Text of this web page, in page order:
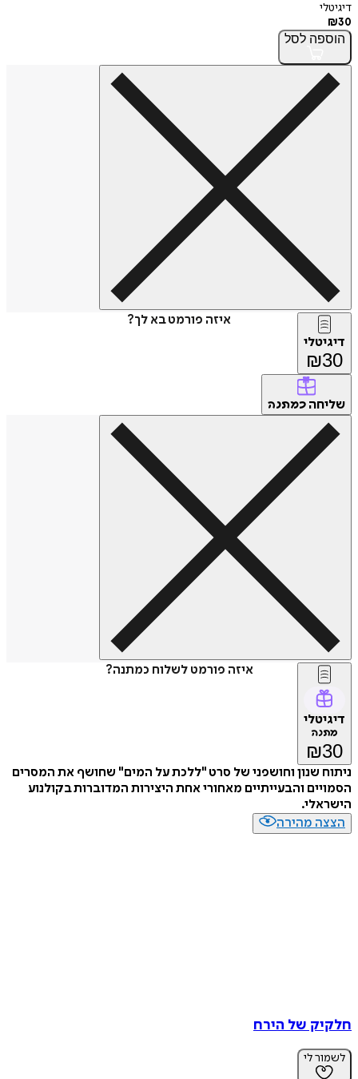
דיגיטלי
₪30
הוספה לסל
איזה פורמט בא לך?
דיגיטלי
₪30
שליחה כמתנה
איזה פורמט לשלוח כמתנה?
דיגיטלי
מתנה
₪30
ניתוח שנון וחושפני של סרט "ללכת על המים" שחושף את המסרים
הסמויים והבעייתיים מאחורי אחת היצירות המדוברות בקולנוע
הישראלי.
הצצה מהירה
חלקיק של הירח
לשמור לי